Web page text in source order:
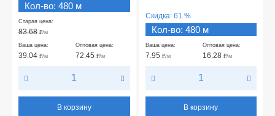
Кол-во: 480 м
Старая цена:
83.68 ₽/м
Ваша цена:
39.04 ₽/м
Оптовая цена:
72.45₽/м
В корзину
Скидка: 61 %
Кол-во: 480 м
Ваша цена:
7.95 ₽/м
Оптовая цена:
16.28 ₽/м
В корзину